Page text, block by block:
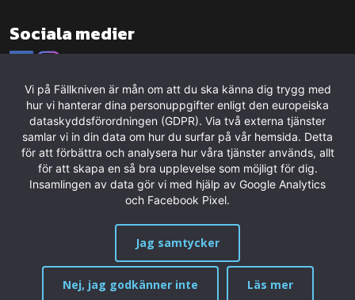
Sociala medier
Vi på Fällkniven är mån om att du ska känna dig trygg med
hur vi hanterar dina personuppgifter enligt den europeiska
dataskyddsförordningen (GDPR). Via två externa tjänster
samlar vi in din data om hur du surfar på vår hemsida. Detta
för att förbättra och analysera hur våra tjänster används, allt
för att skapa en så bra upplevelse som möjligt för dig.
Insamlingen av data gör vi med hjälp av Google Analytics
och Facebook Pixel.
Jag samtycker
Nej, jag godkänner inte Läs mer